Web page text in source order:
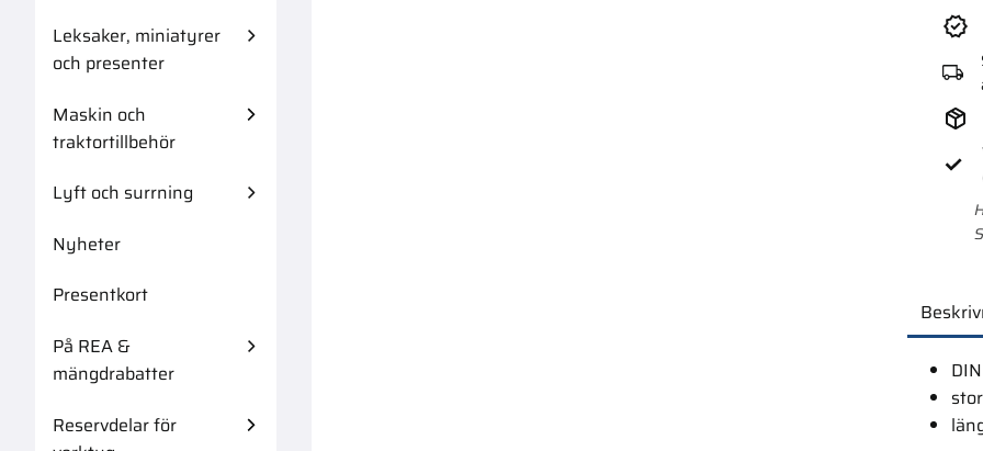
Leksaker, miniatyrer
och presenter
Maskin och
traktortillbehör
Lyft och surrning
Nyheter
Presentkort
På REA &
mängdrabatter
Reservdelar för